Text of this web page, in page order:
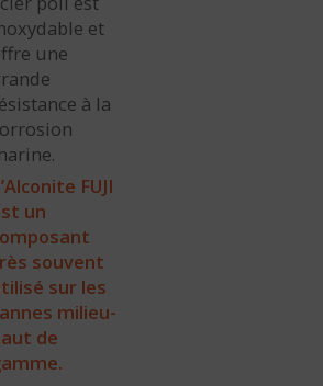
et
une
à la
FUJI
un
souvent
sur les
milieu-
de